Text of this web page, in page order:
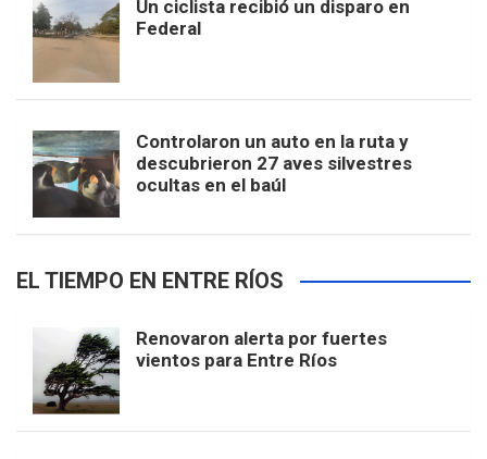
Un ciclista recibió un disparo en
Federal
Controlaron un auto en la ruta y
descubrieron 27 aves silvestres
ocultas en el baúl
EL TIEMPO EN ENTRE RÍOS
Renovaron alerta por fuertes
vientos para Entre Ríos